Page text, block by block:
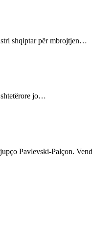
shqiptar për mbrojtjen…
shtetërore jo…
Pavlevski-Palçon.